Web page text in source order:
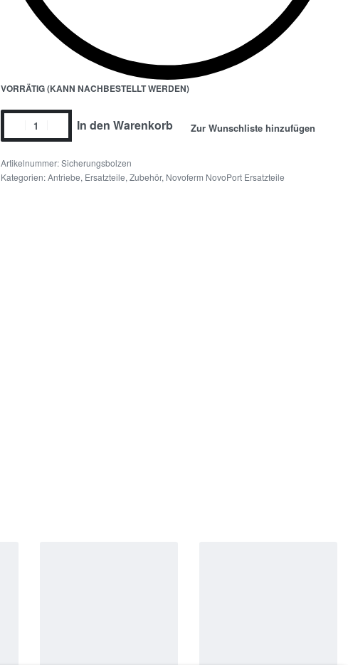
VORRÄTIG (KANN NACHBESTELLT WERDEN)
In den Warenkorb Zur Wunschliste hinzufügen
Sicherungsbolzen
Kategorien:Antriebe, Ersatzteile, Zubehör, Novoferm NovoPort Ersatzteile